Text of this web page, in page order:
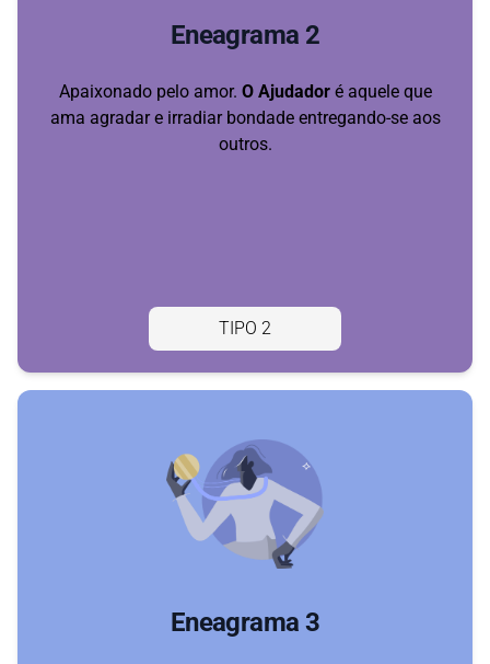
Eneagrama 2
Apaixonado pelo amor. O Ajudadoré aquele que
ama agradar e irradiar bondade entregando-se aos
outros.
TIPO 2
Eneagrama 3